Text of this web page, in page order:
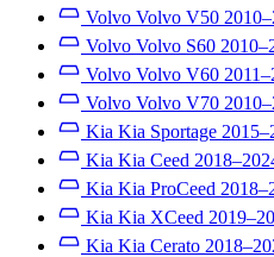
Volvo Volvo V50
Volvo Volvo S60
Volvo Volvo V60
Volvo Volvo V70
Kia Kia Sportage
Kia Kia Ceed
Kia Kia ProCeed
Kia Kia XCeed
Kia Kia Cerato